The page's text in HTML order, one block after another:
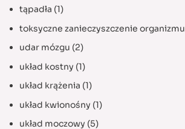
tąpadła (1)
toksyczne zanieczyszczenie organizmu
udar mózgu (2)
układ kostny (1)
układ krążenia (1)
układ kwionośny (1)
układ moczowy (5)